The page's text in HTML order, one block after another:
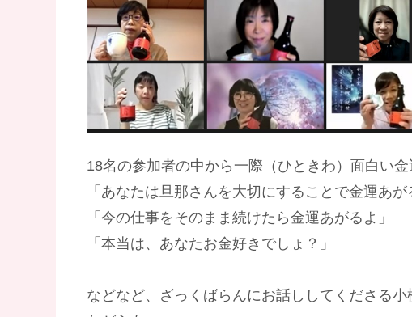
18名の参加者の中から一際（ひときわ）面白い金
「あなたは旦那さんを大切にすることで金運あが
「今の仕事をそのまま続けたら金運あがるよ」
「本当は、あなたお金好きでしょ？」
などなど、ざっくばらんにお話ししてくださる